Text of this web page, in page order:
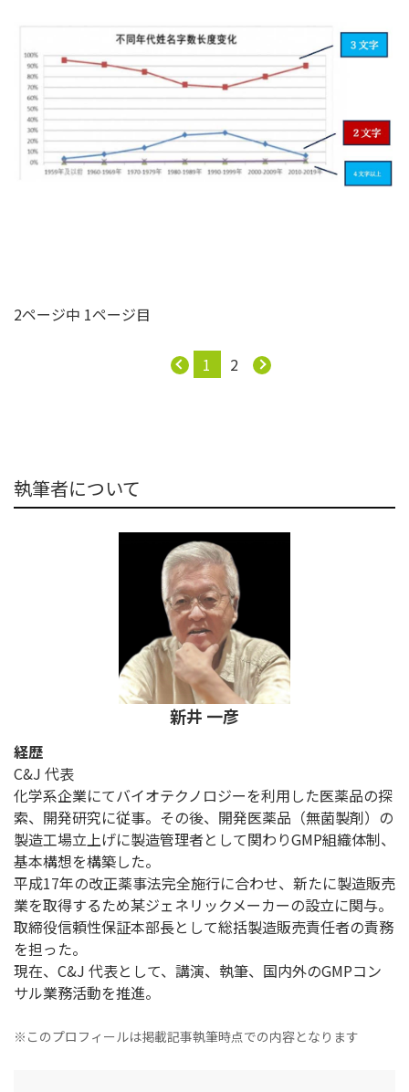
2ページ中 1ページ目
1 2
執筆者について
新井 一彦
経歴
C&J 代表
化学系企業にてバイオテクノロジーを利用した医薬品の探
索、開発研究に従事。その後、開発医薬品（無菌製剤）の
製造工場立上げに製造管理者として関わりGMP組織体制、
基本構想を構築した。
平成17年の改正薬事法完全施行に合わせ、新たに製造販売
業を取得するため某ジェネリックメーカーの設立に関与。
取締役信頼性保証本部長として総括製造販売責任者の責務
を担った。
現在、C&J 代表として、講演、執筆、国内外のGMPコン
サル業務活動を推進。
※このプロフィールは掲載記事執筆時点での内容となります